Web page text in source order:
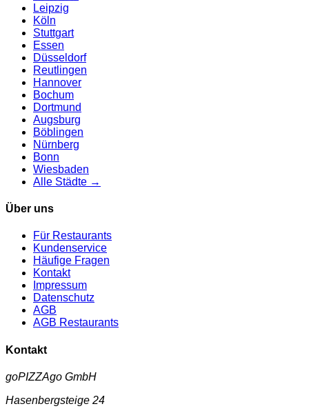
Leipzig
Köln
Stuttgart
Essen
Düsseldorf
Reutlingen
Hannover
Bochum
Dortmund
Augsburg
Böblingen
Nürnberg
Bonn
Wiesbaden
Alle Städte →
Über uns
Für Restaurants
Kundenservice
Häufige Fragen
Kontakt
Impressum
Datenschutz
AGB
AGB Restaurants
Kontakt
goPIZZAgo GmbH
Hasenbergsteige 24